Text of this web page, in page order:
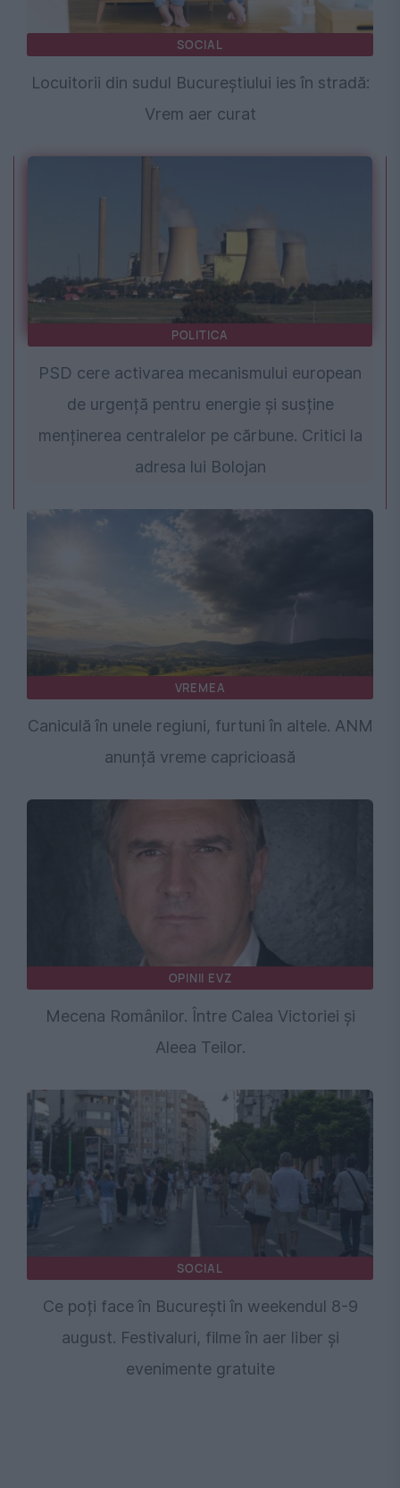
SOCIAL
Locuitorii din sudul Bucureștiului ies în stradă:
Vrem aer curat
POLITICA
PSD cere activarea mecanismului european
de urgență pentru energie și susține
menținerea centralelor pe cărbune. Critici la
adresa lui Bolojan
VREMEA
Caniculă în unele regiuni, furtuni în altele. ANM
anunță vreme capricioasă
OPINII EVZ
Mecena Românilor. Între Calea Victoriei și
Aleea Teilor.
SOCIAL
Ce poți face în București în weekendul 8-9
august. Festivaluri, filme în aer liber și
evenimente gratuite